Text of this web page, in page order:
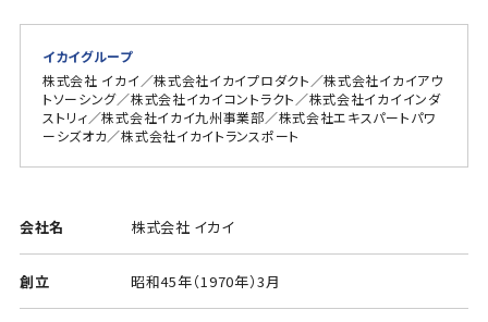
イカイグループ
株式会社 イカイ／株式会社イカイプロダクト／株式会社イカイアウ
トソーシング／株式会社イカイコントラクト／株式会社イカイインダ
ストリィ／株式会社イカイ九州事業部／株式会社エキスパートパワ
ーシズオカ／株式会社イカイトランスポート
会社名 株式会社 イカイ
創立 昭和45年（1970年）3月